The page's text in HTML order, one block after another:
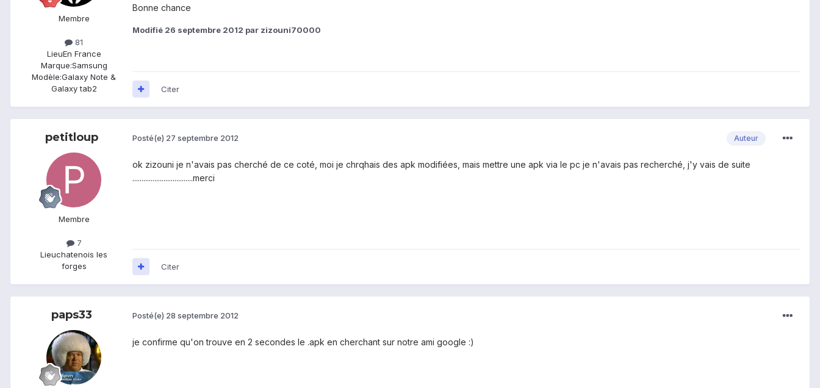
Membre
81
LieuEn France
Marque:Samsung
Modèle:Galaxy Note &
Galaxy tab2
Bonne chance
Modifié 26 septembre 2012 par zizouni70000
Citer
petitloup
Membre
7
Lieuchatenois les
forges
Auteur
Posté(e) 27 septembre 2012
ok zizouni je n'avais pas cherché de ce coté, moi je chrqhais des apk modifiées, mais mettre une apk via le pc je n'avais pas recherché, j'y vais de suite
.................................merci
Citer
paps33 Posté(e) 28 septembre 2012
je confirme qu'on trouve en 2 secondes le .apk en cherchant sur notre ami google :)